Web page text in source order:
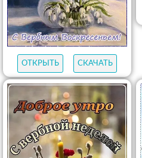
ОТКРЫТЬ СКАЧАТЬ